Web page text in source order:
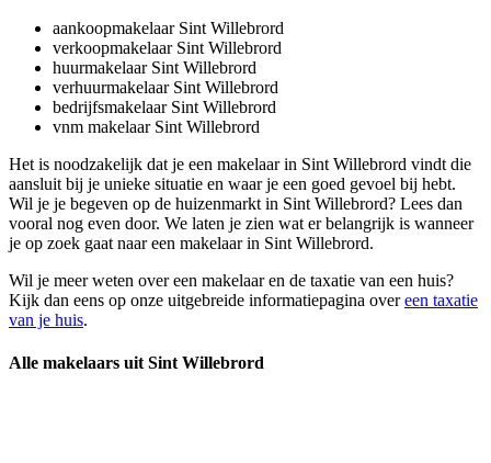
aankoopmakelaar Sint Willebrord
verkoopmakelaar Sint Willebrord
huurmakelaar Sint Willebrord
verhuurmakelaar Sint Willebrord
bedrijfsmakelaar Sint Willebrord
vnm makelaar Sint Willebrord
Het is noodzakelijk dat je een makelaar in Sint Willebrord vindt die
aansluit bij je unieke situatie en waar je een goed gevoel bij hebt.
Wil je je begeven op de huizenmarkt in Sint Willebrord? Lees dan
vooral nog even door. We laten je zien wat er belangrijk is wanneer
je op zoek gaat naar een makelaar in Sint Willebrord.
Wil je meer weten over een makelaar en de taxatie van een huis?
Kijk dan eens op onze uitgebreide informatiepagina overeen taxatie
van je huis.
Alle makelaars uit Sint Willebrord